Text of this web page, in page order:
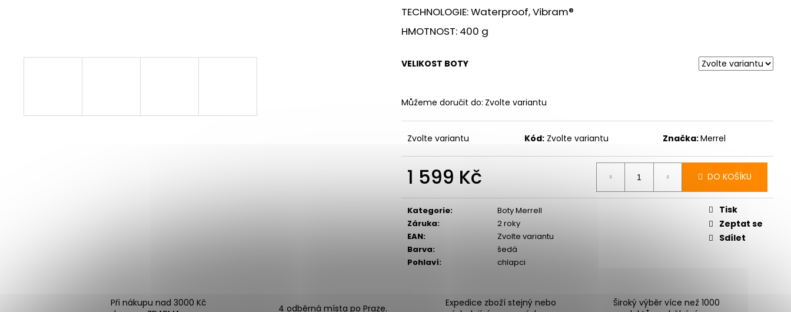
TECHNOLOGIE: Waterproof, Vibram®
HMOTNOST: 400 g
VELIKOST BOTY
Můžeme doručit do: Zvolte variantu
Zvolte variantu Kód: Zvolte variantu Značka:Merrel
1 599 Kč DO KOŠÍKU
Kategorie:
Boty Merrell
Záruka:
2 roky
EAN:
Zvolte variantu
Barva:
šedá
Pohlaví: chlapci
Tisk
Zeptat se
Sdílet
Při nákupu nad 3000 Kč
4 odběrná místa po Praze.
Expedice zboží stejný nebo
Široký výběr více než 1000